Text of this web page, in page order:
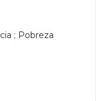
; Pobreza